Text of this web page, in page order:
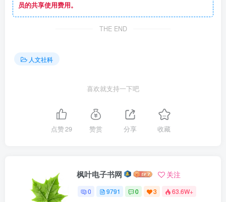
员的共享使用费用。
THE END
人文社科
喜欢就支持一下吧
点赞29 赞赏 分享 收藏
枫叶电子书网 关注
0 9791 0 3 63.6W+